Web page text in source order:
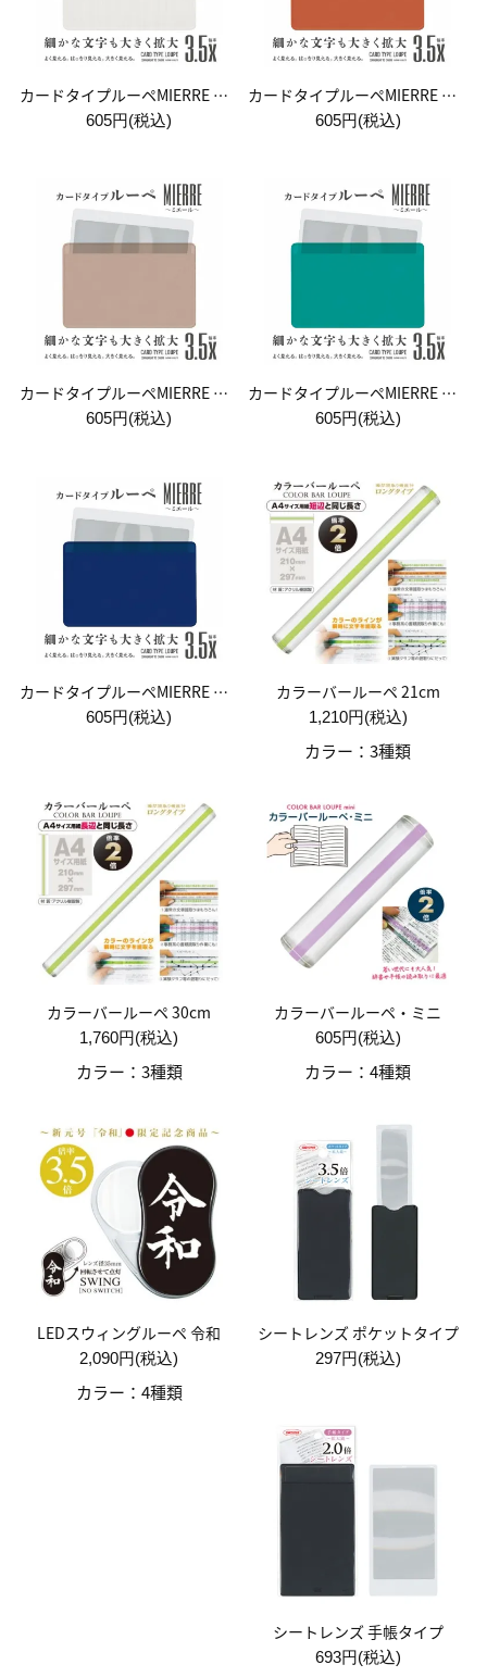
カードタイプルーペMIERRE パールホワイト
605円(税込)
カードタイプルーペMIERRE パーシモン
605円(税込)
カードタイプルーペMIERRE エクリュ
605円(税込)
カードタイプルーペMIERRE ライトグリーン
605円(税込)
カードタイプルーペMIERRE ネイビー
605円(税込)
カラーバールーペ 21cm
1,210円(税込)
カラー：3種類
カラーバールーペ 30cm
1,760円(税込)
カラー：3種類
カラーバールーペ・ミニ
605円(税込)
カラー：4種類
LEDスウィングルーペ 令和
2,090円(税込)
カラー：4種類
シートレンズ ポケットタイプ
297円(税込)
シートレンズ 手帳タイプ
693円(税込)